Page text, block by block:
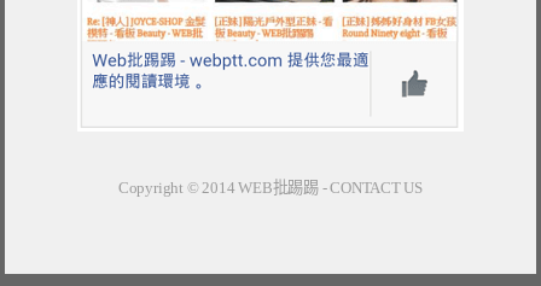
Copyright © 2014WEB批踢踢-CONTACT US